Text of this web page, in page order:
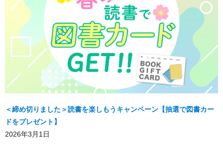
＜締め切りました＞読書を楽しもうキャンペーン【抽選で図書カー
ドをプレゼント】
2026年3月1日